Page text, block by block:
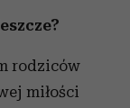
rodziców
miłości